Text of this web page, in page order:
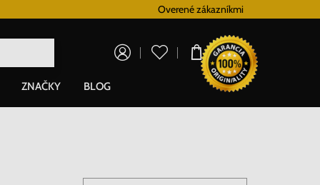
Overené zákazníkmi
0,00 €
ZNAČKY BLOG